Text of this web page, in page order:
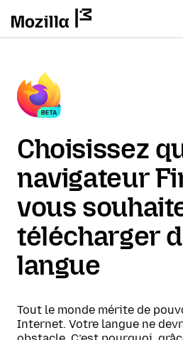
Choisissez
navigateur
vous
télécharger
langue
Tout le monde mérite de
Internet. Votre langue ne